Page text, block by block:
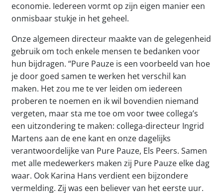
economie. Iedereen vormt op zijn eigen manier een
onmisbaar stukje in het geheel.
Onze algemeen directeur maakte van de gelegenheid
gebruik om toch enkele mensen te bedanken voor
hun bijdragen. “Pure Pauze is een voorbeeld van hoe
je door goed samen te werken het verschil kan
maken. Het zou me te ver leiden om iedereen
proberen te noemen en ik wil bovendien niemand
vergeten, maar sta me toe om voor twee collega’s
een uitzondering te maken: collega-directeur Ingrid
Martens aan de ene kant en onze dagelijks
verantwoordelijke van Pure Pauze, Els Peers. Samen
met alle medewerkers maken zij Pure Pauze elke dag
waar. Ook Karina Hans verdient een bijzondere
vermelding. Zij was een believer van het eerste uur.